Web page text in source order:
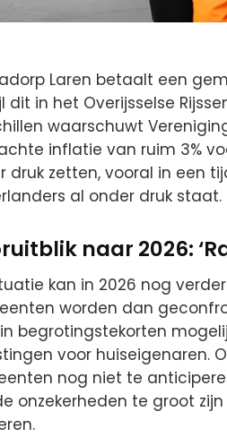
Laren betaalt een
dit in het Overijsselse
waarschuwt
inflatie van ruim 3%
druk zetten, vooral in een
al onder druk staat.
naar 2026:
kan in 2026 nog
worden dan
begrotingstekorten
voor huiseigenaren.
nog niet te
onzekerheden te groot